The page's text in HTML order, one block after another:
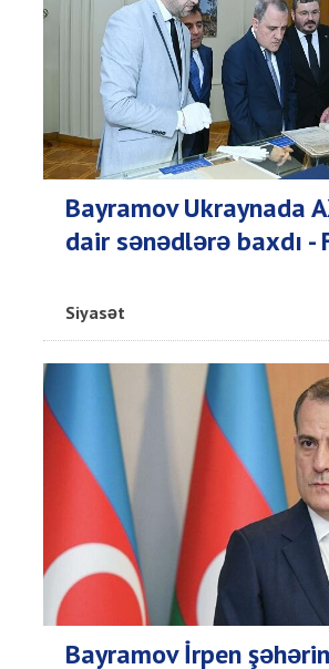
Bayramov Ukraynada
dair sənədlərə baxdı -
Siyasət
Bayramov İrpen